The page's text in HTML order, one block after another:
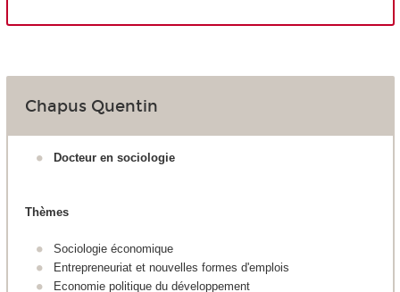
Chapus Quentin
Docteur en sociologie
Thèmes
Sociologie économique
Entrepreneuriat et nouvelles formes d'emplois
Economie politique du développement